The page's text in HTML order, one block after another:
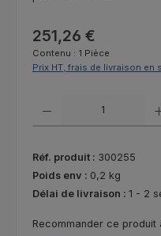
Prix régulier :
251,26 €
Contenu : 1 Pièce
Prix HT, frais de livraison en
Réf. produit : 300255
Poids env : 0,2 kg
Délai de livraison : 1 - 2
Recommander ce produit